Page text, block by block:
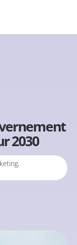
2030
,